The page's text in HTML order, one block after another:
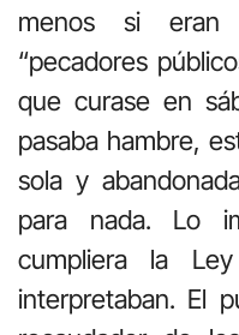
menos si eran
“pecadores
que curase en
pasaba hambre,
sola y
para nada. Lo
cumpliera la
interpretaban. El